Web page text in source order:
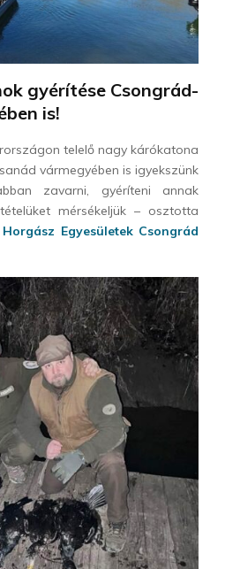
gyérítése Csongrád-
is!
telelő nagy kárókatona
vármegyében is igyekszünk
zavarni, gyéríteni annak
mérsékeljük – osztotta
Horgász Egyesületek Csongrád